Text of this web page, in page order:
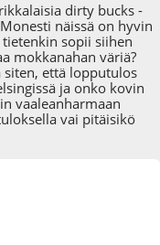
dirty bucks -
näissä on hyvin
sopii siihen
mokkanahan väriä?
että lopputulos
ja onko kovin
vaaleanharmaan
vai pitäisikö